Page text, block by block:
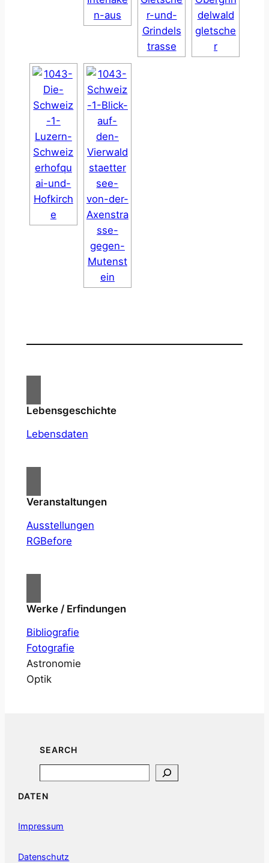
Lebensgeschichte
Lebensdaten
Veranstaltungen
Ausstellungen
RGBefore
Werke / Erfindungen
Bibliografie
Fotografie
Astronomie
Optik
SEARCH
DATEN
Impressum
Datenschutz